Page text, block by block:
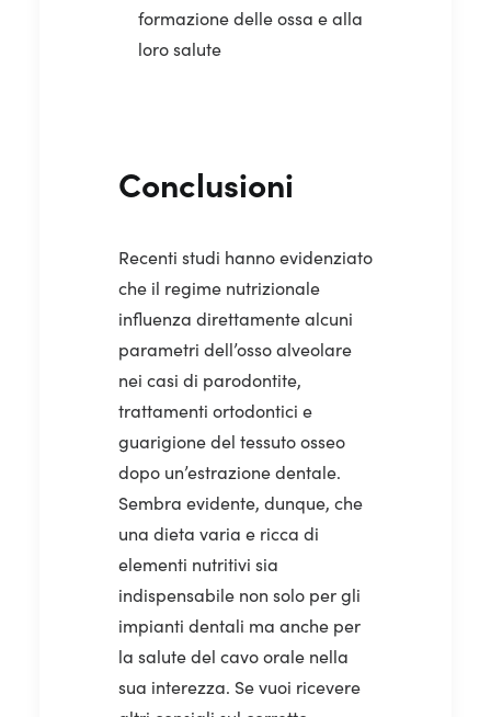
formazione delle ossa e alla
loro salute
Conclusioni
Recenti studi hanno evidenziato
che il regime nutrizionale
influenza direttamente alcuni
parametri dell’osso alveolare
nei casi di parodontite,
trattamenti ortodontici e
guarigione del tessuto osseo
dopo un’estrazione dentale.
Sembra evidente, dunque, che
una dieta varia e ricca di
elementi nutritivi sia
indispensabile non solo per gli
impianti dentali ma anche per
la salute del cavo orale nella
sua interezza. Se vuoi ricevere